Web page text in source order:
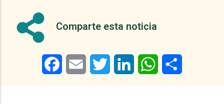
Comparte esta noticia
FacebookEmail Twitter LinkedIn WhatsApp